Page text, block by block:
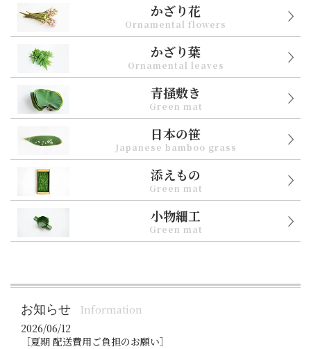
かざり花
Ornamental flowers
かざり葉
Ornamental leaves
青掻敷き
Green mat
日本の笹
Japanese bamboo grass
添えもの
Green mat
小物細工
Green mat
お知らせ
Information
2026/06/12
［夏期 配送費用ご負担のお願い］